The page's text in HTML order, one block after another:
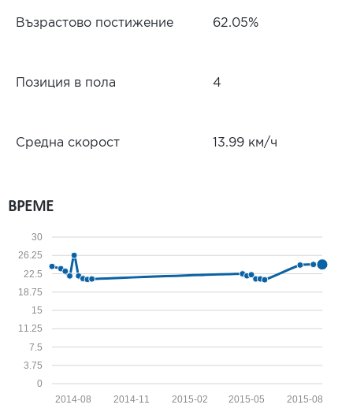
Възрастово постижение 62.05%
Позиция в пола 4
Средна скорост 13.99 км/ч
ВРЕМЕ
0
3.75
7.5
11.25
15
18.75
22.5
26.25
30
2015-08
2015-05
2015-02
2014-11
2014-08